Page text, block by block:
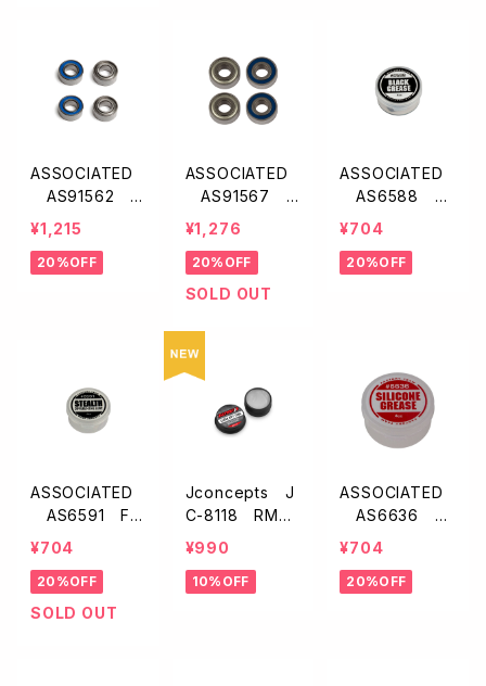
ASSOCIATED
AS91562 F
T ベアリング【6
x13x5mm・4ケ
入】
¥1,215
20%OFF
ASSOCIATED
AS91567 F
T ベアリング【5
x12x4mm・4ケ
入】
¥1,276
20%OFF
SOLD OUT
ASSOCIATED
AS6588 F
T ブラックグリ
¥704
20%OFF
ASSOCIATED
AS6591 FT
デフルーブ
¥704
20%OFF
SOLD OUT
Jconcepts J
C-8118 RM2
クリアデフルー
¥990
10%OFF
ASSOCIATED
AS6636 F
T シリコングリ
¥704
20%OFF